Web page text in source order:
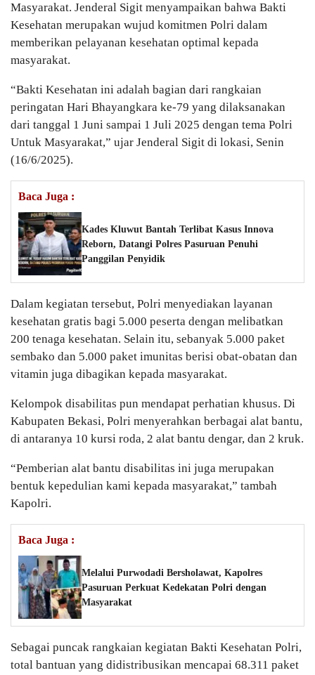
Masyarakat. Jenderal Sigit menyampaikan bahwa Bakti
Kesehatan merupakan wujud komitmen Polri dalam
memberikan pelayanan kesehatan optimal kepada
masyarakat.
“Bakti Kesehatan ini adalah bagian dari rangkaian
peringatan Hari Bhayangkara ke-79 yang dilaksanakan
dari tanggal 1 Juni sampai 1 Juli 2025 dengan tema Polri
Untuk Masyarakat,” ujar Jenderal Sigit di lokasi, Senin
(16/6/2025).
Baca Juga :
Kades Kluwut Bantah Terlibat Kasus Innova
Reborn, Datangi Polres Pasuruan Penuhi
Panggilan Penyidik
Dalam kegiatan tersebut, Polri menyediakan layanan
kesehatan gratis bagi 5.000 peserta dengan melibatkan
200 tenaga kesehatan. Selain itu, sebanyak 5.000 paket
sembako dan 5.000 paket imunitas berisi obat-obatan dan
vitamin juga dibagikan kepada masyarakat.
Kelompok disabilitas pun mendapat perhatian khusus. Di
Kabupaten Bekasi, Polri menyerahkan berbagai alat bantu,
di antaranya 10 kursi roda, 2 alat bantu dengar, dan 2 kruk.
“Pemberian alat bantu disabilitas ini juga merupakan
bentuk kepedulian kami kepada masyarakat,” tambah
Kapolri.
Baca Juga :
Melalui Purwodadi Bersholawat, Kapolres
Pasuruan Perkuat Kedekatan Polri dengan
Masyarakat
Sebagai puncak rangkaian kegiatan Bakti Kesehatan Polri,
total bantuan yang didistribusikan mencapai 68.311 paket